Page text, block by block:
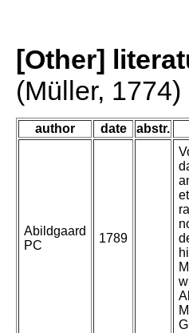
[Other]
(Müller, 1774)
author date abstr.
Abildgaard
PC
1789